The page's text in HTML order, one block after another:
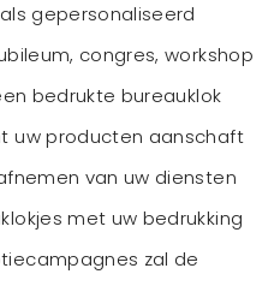
gepersonaliseerd
congres, workshop
bedrukte bureauklok
uw producten aanschaft
van uw diensten
met uw bedrukking
zal de